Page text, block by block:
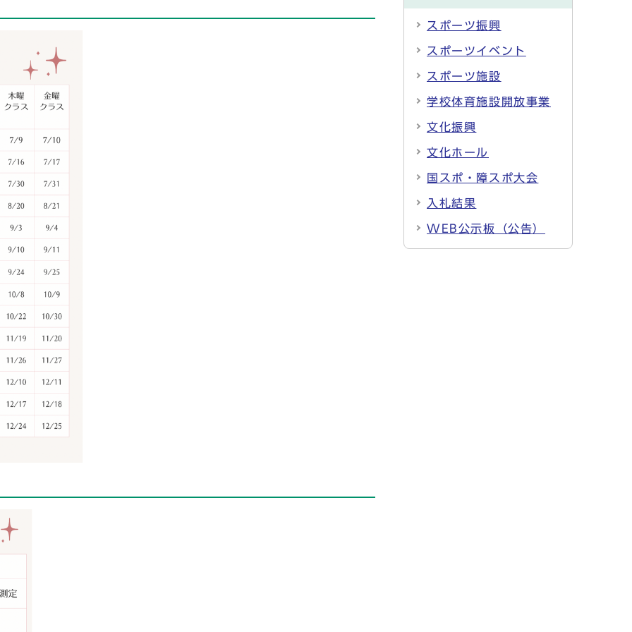
スポーツ振興
スポーツイベント
スポーツ施設
学校体育施設開放事業
文化振興
文化ホール
国スポ・障スポ大会
入札結果
WEB公示板（公告）